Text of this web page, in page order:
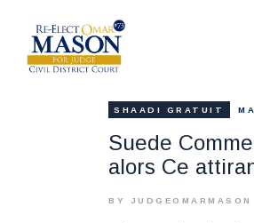
SHAADI GRATUIT
Suede
alors Ce
BY JUDGEOMARMASON